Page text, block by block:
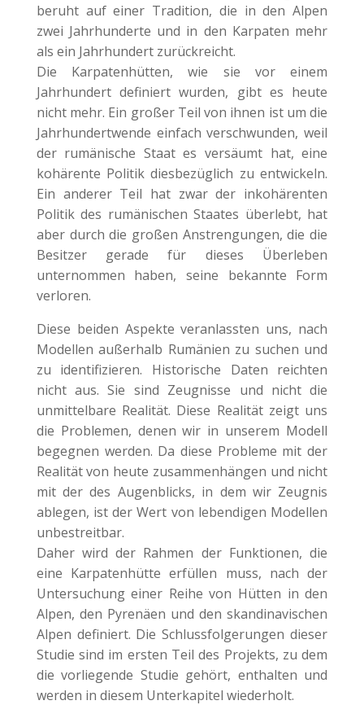
beruht auf einer Tradition, die in den Alpen
zwei Jahrhunderte und in den Karpaten mehr
als ein Jahrhundert zurückreicht.
Die Karpatenhütten, wie sie vor einem
Jahrhundert definiert wurden, gibt es heute
nicht mehr. Ein großer Teil von ihnen ist um die
Jahrhundertwende einfach verschwunden, weil
der rumänische Staat es versäumt hat, eine
kohärente Politik diesbezüglich zu entwickeln.
Ein anderer Teil hat zwar der inkohärenten
Politik des rumänischen Staates überlebt, hat
aber durch die großen Anstrengungen, die die
Besitzer gerade für dieses Überleben
unternommen haben, seine bekannte Form
verloren.
Diese beiden Aspekte veranlassten uns, nach
Modellen außerhalb Rumänien zu suchen und
zu identifizieren. Historische Daten reichten
nicht aus. Sie sind Zeugnisse und nicht die
unmittelbare Realität. Diese Realität zeigt uns
die Problemen, denen wir in unserem Modell
begegnen werden. Da diese Probleme mit der
Realität von heute zusammenhängen und nicht
mit der des Augenblicks, in dem wir Zeugnis
ablegen, ist der Wert von lebendigen Modellen
unbestreitbar.
Daher wird der Rahmen der Funktionen, die
eine Karpatenhütte erfüllen muss, nach der
Untersuchung einer Reihe von Hütten in den
Alpen, den Pyrenäen und den skandinavischen
Alpen definiert. Die Schlussfolgerungen dieser
Studie sind im ersten Teil des Projekts, zu dem
die vorliegende Studie gehört, enthalten und
werden in diesem Unterkapitel wiederholt.